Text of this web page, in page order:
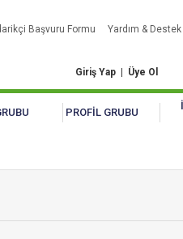
Başvuru Formu Yardım & Destek
Giriş Yap | Üye Ol
PROFİL GRUBU